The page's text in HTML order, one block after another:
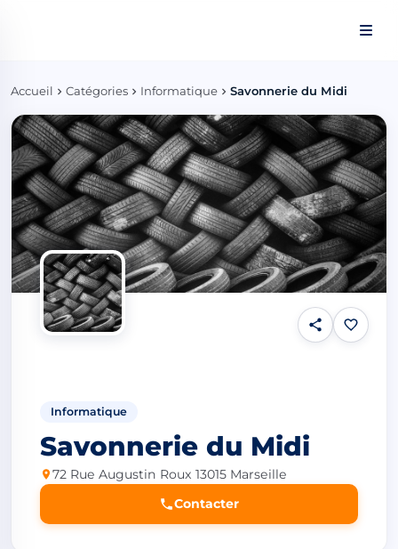
Accueil Catégories Informatique Savonnerie du Midi
Informatique
Savonnerie du Midi
72 Rue Augustin Roux 13015 Marseille
Contacter